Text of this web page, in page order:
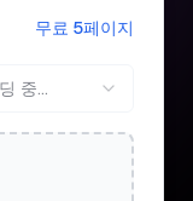
무료 5페이지
중...